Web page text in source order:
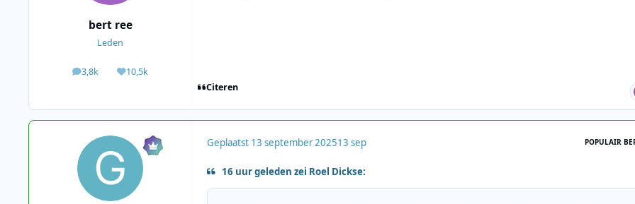
bert ree
Leden
3,8k
berichten10,5k
Waardering
Citeren
Geplaatst 13 september 202513 sep POPULAIR
16 uur geleden zei Roel Dickse: